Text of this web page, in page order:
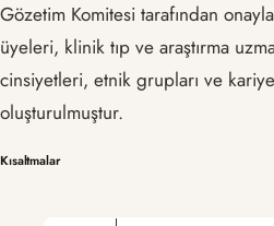
Gözetim Komitesi tarafından
üyeleri, klinik tıp ve araştırma
cinsiyetleri, etnik grupları ve
oluşturulmuştur.
Kısaltmalar